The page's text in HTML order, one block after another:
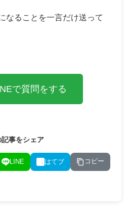
なることを一言だけ送って
で質問をする
記事をシェア
LINE はてブ コピー